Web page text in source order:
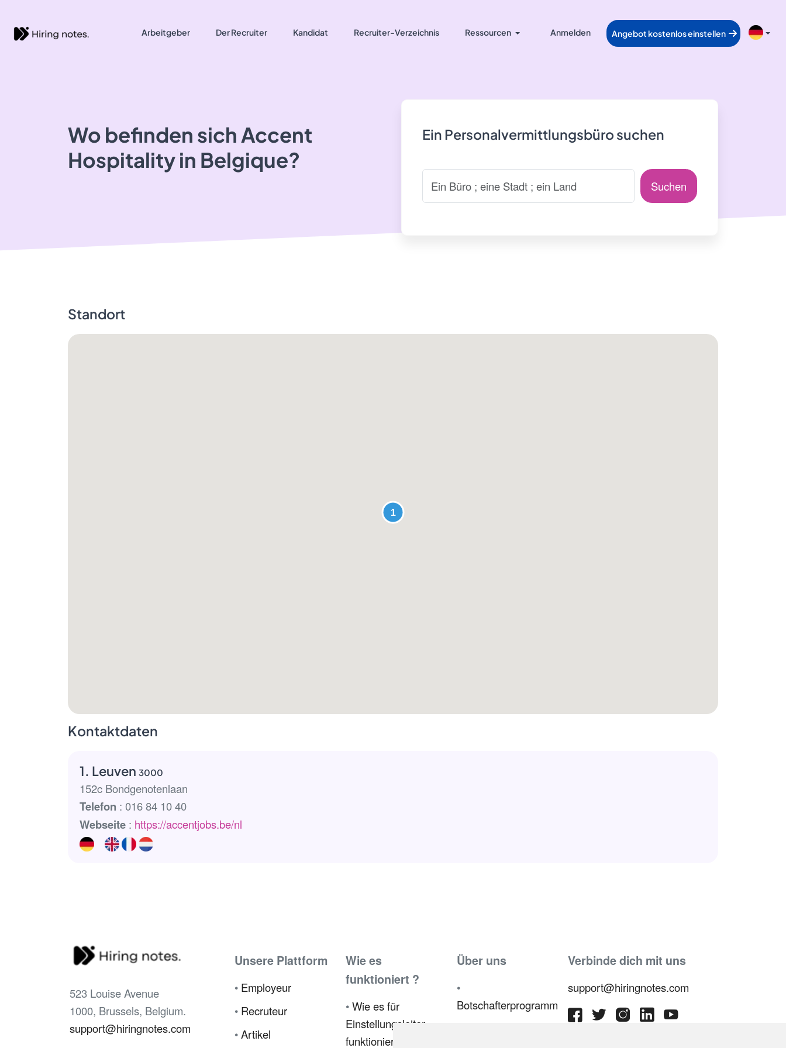
Arbeitgeber Der Recruiter Kandidat Recruiter-Verzeichnis Ressourcen Anmelden Angebot kostenlos einstellen
Wo befinden sich Accent
Hospitality in Belgique?
Ein Personalvermittlungsbüro suchen
Suchen
Standort
Kontaktdaten
1. Leuven 3000
152c Bondgenotenlaan
Telefon : 016 84 10 40
Webseite: https://accentjobs.be/nl
523 Louise Avenue
1000, Brussels, Belgium.
support@hiringnotes.com
Unsere Plattform
• Employeur
• Recruteur
•Artikel
Wie es
funktioniert ?
•Wie es für
Einstellungsleiter
funktioniert
Über uns
•
Botschafterprogramm
Verbinde dich mit uns
support@hiringnotes.com